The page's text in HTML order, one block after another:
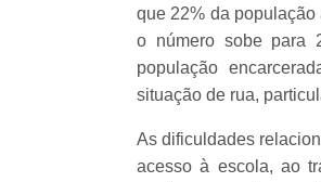
que 22% da população
o número sobe para
população
situação de rua,
As dificuldades
acesso à escola, ao